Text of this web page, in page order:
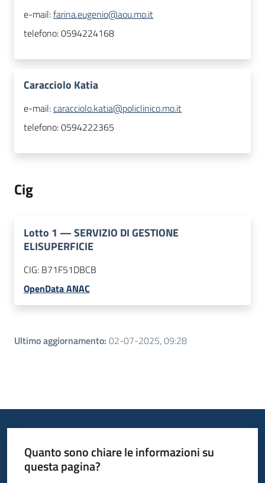
e-mail:farina.eugenio@aou.mo.it
telefono:0594224168
Caracciolo Katia
e-mail:caracciolo.katia@policlinico.mo.it
telefono:0594222365
Cig
Lotto 1 —SERVIZIO DI GESTIONE
ELISUPERFICIE
CIG: B71F51DBCB
OpenData ANAC
Ultimo aggiornamento: 02-07-2025, 09:28
Quanto sono chiare le informazioni su
questa pagina?